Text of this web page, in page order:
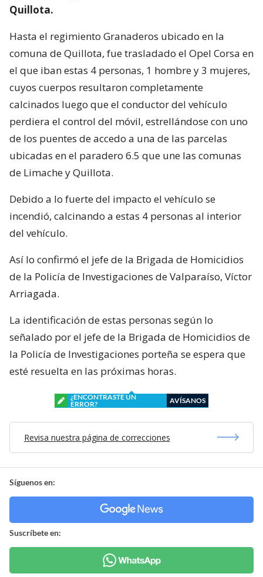
Quillota.
Hasta el regimiento Granaderos ubicado en la
comuna de Quillota, fue trasladado el Opel Corsa en
el que iban estas 4 personas, 1 hombre y 3 mujeres,
cuyos cuerpos resultaron completamente
calcinados luego que el conductor del vehículo
perdiera el control del móvil, estrellándose con uno
de los puentes de accedo a una de las parcelas
ubicadas en el paradero 6.5 que une las comunas
de Limache y Quillota.
Debido a lo fuerte del impacto el vehículo se
incendió, calcinando a estas 4 personas al interior
del vehículo.
Así lo confirmó el jefe de la Brigada de Homicidios
de la Policía de Investigaciones de Valparaíso, Víctor
Arriagada.
La identificación de estas personas según lo
señalado por el jefe de la Brigada de Homicidios de
la Policía de Investigaciones porteña se espera que
esté resuelta en las próximas horas.
¿ENCONTRASTE UN
ERROR?
AVÍSANOS
Revisa nuestra página de correcciones
Síguenos en:
Suscríbete en: